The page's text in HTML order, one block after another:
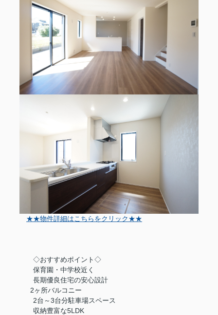
★★物件詳細はこちらをクリック★★
◇おすすめポイント◇
保育園・中学校近く
長期優良住宅の安心設計
2ヶ所バルコニー
2台～3台分駐車場スペース
収納豊富な5LDK